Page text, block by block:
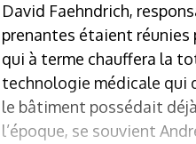
David Faehndrich,
prenantes étaient réunies
qui à terme chauffera la
technologie médicale qui
le bâtiment possédait
l’époque, se souvient